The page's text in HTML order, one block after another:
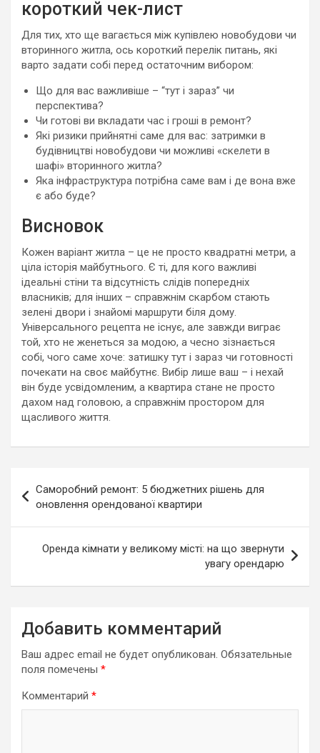
короткий чек-лист
Для тих, хто ще вагається між купівлею новобудови чи
вторинного житла, ось короткий перелік питань, які
варто задати собі перед остаточним вибором:
Що для вас важливіше – “тут і зараз” чи
перспектива?
Чи готові ви вкладати час і гроші в ремонт?
Які ризики прийнятні саме для вас: затримки в
будівництві новобудови чи можливі «скелети в
шафі» вторинного житла?
Яка інфраструктура потрібна саме вам і де вона вже
є або буде?
Висновок
Кожен варіант житла – це не просто квадратні метри, а
ціла історія майбутнього. Є ті, для кого важливі
ідеальні стіни та відсутність слідів попередніх
власників; для інших – справжнім скарбом стають
зелені двори і знайомі маршрути біля дому.
Універсального рецепта не існує, але завжди виграє
той, хто не женеться за модою, а чесно зізнається
собі, чого саме хоче: затишку тут і зараз чи готовності
почекати на своє майбутнє. Вибір лише ваш – і нехай
він буде усвідомленим, а квартира стане не просто
дахом над головою, а справжнім простором для
щасливого життя.
по
записям
Саморобний ремонт: 5 бюджетних рішень для
оновлення орендованої квартири
Оренда кімнати у великому місті: на що звернути
увагу орендарю
Добавить комментарий
Ваш адрес email не будет опубликован. Обязательные
поля помечены *
Комментарий *